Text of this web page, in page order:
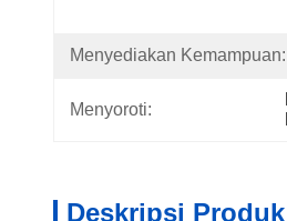
Menyediakan Kemampuan:
Menyoroti:
Deskripsi Produk